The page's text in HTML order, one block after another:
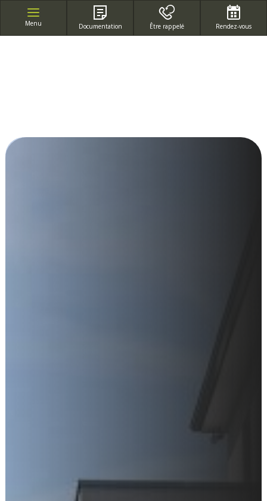
Menu Documentation Être rappelé Rendez-vous
APPEL GRATUIT DEPUIS UN POSTE FIXE